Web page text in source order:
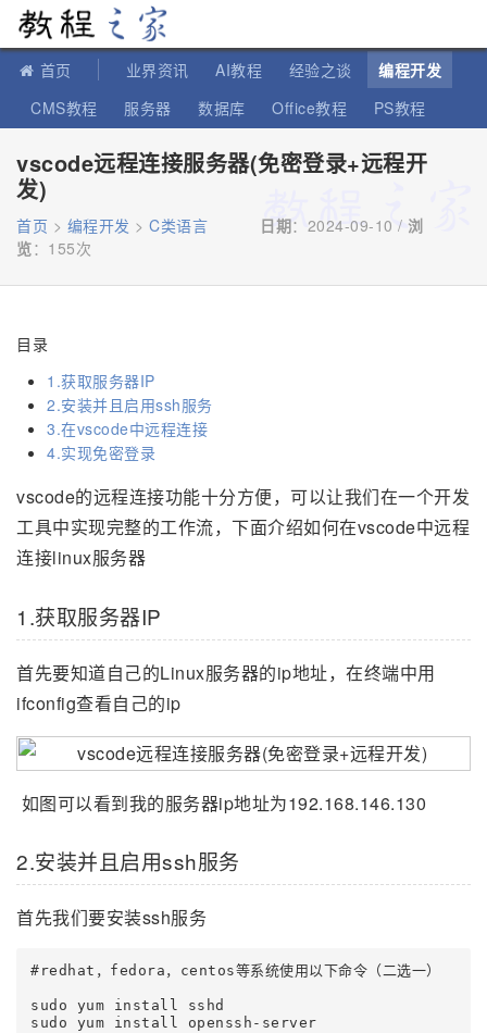
首页 业界资讯 AI教程 经验之谈
编程开发
CMS教程
服务器 数据库 Office教程
PS教程
vscode远程连接服务器(免密登录+远程开
发)
首页 > 编程开发 > C类语言 日期：2024-09-10 / 浏
览： 155次
目录
1.获取服务器IP
2.安装并且启用ssh服务
3.在vscode中远程连接
4.实现免密登录
vscode的远程连接功能十分方便，可以让我们在一个开发
工具中实现完整的工作流，下面介绍如何在vscode中远程
连接linux服务器
1.获取服务器IP
首先要知道自己的Linux服务器的ip地址，在终端中用
ifconfig查看自己的ip
如图可以看到我的服务器ip地址为192.168.146.130
2.安装并且启用ssh服务
首先我们要安装ssh服务
#redhat，fedora，centos等系统使用以下命令（二选一）
sudo yum install sshd
sudo yum install openssh-server